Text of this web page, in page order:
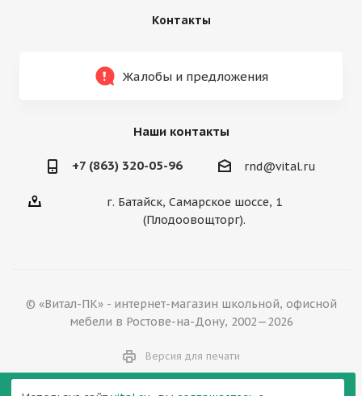
Контакты
Жалобы и предложения
Наши контакты
+7 (863) 320-05-96 rnd@vital.ru
г. Батайск, Самарское шоссе, 1
(Плодоовощторг).
© «Витал-ПК» - интернет-магазин школьной, офисной
мебели в Ростове-на-Дону, 2002—2026
Версия для печати